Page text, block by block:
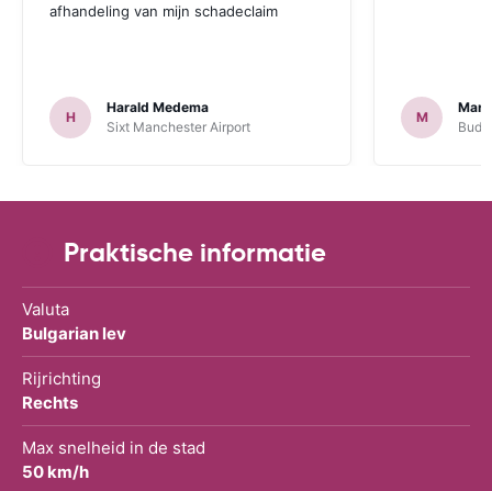
afhandeling van mijn schadeclaim
H
Harald Medema
Sixt Manchester Airport
M
Praktische informatie
Valuta
Bulgarian lev
Rijrichting
Rechts
Max snelheid in de stad
50 km/h